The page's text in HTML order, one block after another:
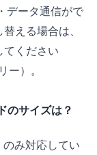
データ通信がで
える場合は、
ください
）。
のサイズは？
み対応してい